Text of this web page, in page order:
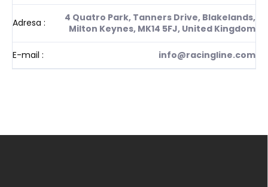
Adresa :
4 Quatro Park, Tanners Drive, Blakelands,
Milton Keynes, MK14 5FJ, United Kingdom
E-mail : info@racingline.com